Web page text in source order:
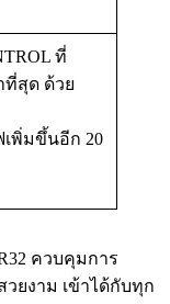
ที่
ที่สุด ด้วย
เพิ่มขึ้นอีก 20
R32 ควบคุมการ
ยงาม เข้าได้กับทุก